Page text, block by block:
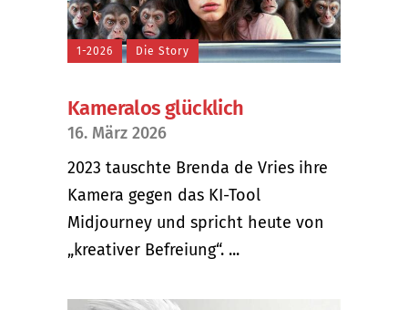
1-2026 Die Story
Kameralos glücklich
16. März 2026
2023 tauschte Brenda de Vries ihre
Kamera gegen das KI-Tool
Midjourney und spricht heute von
„kreativer Befreiung“. ...